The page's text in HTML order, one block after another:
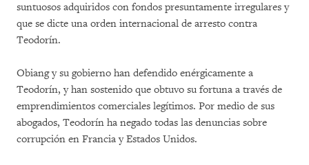
suntuosos adquiridos con fondos presuntamente irregulares y
que se dicte una orden internacional de arresto contra
Teodorín.
Obiang y su gobierno han defendido enérgicamente a
Teodorín, y han sostenido que obtuvo su fortuna a través de
emprendimientos comerciales legítimos. Por medio de sus
abogados, Teodorín ha negado todas las denuncias sobre
corrupción en Francia y Estados Unidos.